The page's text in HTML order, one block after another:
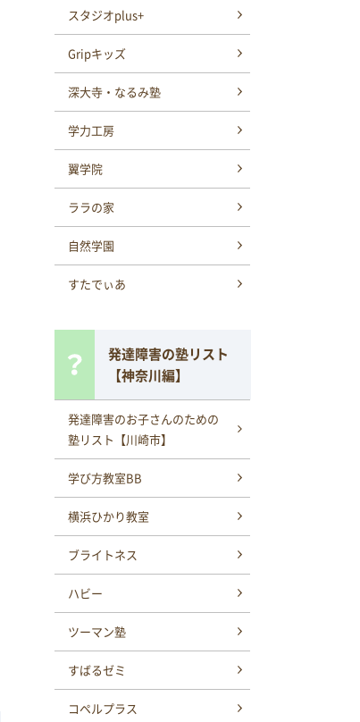
スタジオplus+
Gripキッズ
深大寺・なるみ塾
学力工房
翼学院
ララの家
自然学園
すたでぃあ
発達障害の塾リスト
【神奈川編】
発達障害のお子さんのための
塾リスト【川崎市】
学び方教室BB
横浜ひかり教室
ブライトネス
ハビー
ツーマン塾
すばるゼミ
コペルプラス